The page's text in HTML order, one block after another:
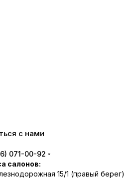
с нами
071-00-92
салонов:
15/1 (правый берег)